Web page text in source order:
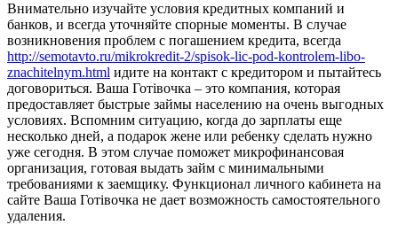
Внимательно изучайте условия кредитных компаний и
банков, и всегда уточняйте спорные моменты. В случае
возникновения проблем с погашением кредита, всегда
http://semotavto.ru/mikrokredit-2/spisok-lic-pod-kontrolem-libo-
znachitelnym.html идите на контакт с кредитором и пытайтесь
договориться. Ваша Готівочка – это компания, которая
предоставляет быстрые займы населению на очень выгодных
условиях. Вспомним ситуацию, когда до зарплаты еще
несколько дней, а подарок жене или ребенку сделать нужно
уже сегодня. В этом случае поможет микрофинансовая
организация, готовая выдать займ с минимальными
требованиями к заемщику. Функционал личного кабинета на
сайте Ваша Готівочка не дает возможность самостоятельного
удаления.